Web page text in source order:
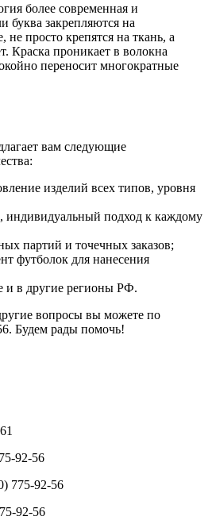
более современная и
буква закрепляются на
просто крепятся на ткань, а
Краска проникает в волокна
переносит многократные
вам следующие
изделий всех типов, уровня
индивидуальный подход к каждому
партий и точечных заказов;
футболок для нанесения
и в другие регионы РФ.
вопросы вы можете по
Будем рады помочь!
92-56
775-92-56
92-56